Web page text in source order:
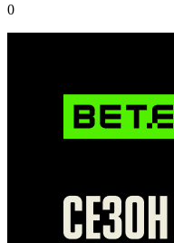
0